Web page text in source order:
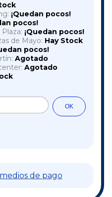
¡Quedan pocos!
pocos!
¡Quedan pocos!
de Mayo: Hay Stock
pocos!
Agotado
Agotado
Cambiar CP
OK
de pago